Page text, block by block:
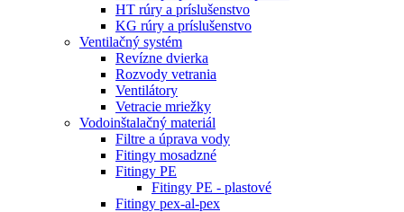
HT rúry a príslušenstvo
KG rúry a príslušenstvo
Ventilačný systém
Revízne dvierka
Rozvody vetrania
Ventilátory
Vetracie mriežky
Vodoinštalačný materiál
Filtre a úprava vody
Fitingy mosadzné
Fitingy PE
Fitingy PE - plastové
Fitingy pex-al-pex